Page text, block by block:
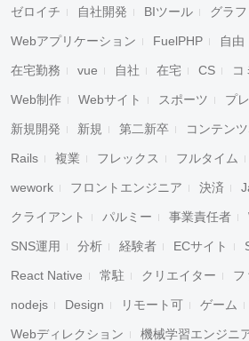
ゼロイチ 自社開発 BIツール グラ
Webアプリケーション FuelPHP 自由
在宅勤務 vue 自社 在宅 CS コ
Web制作 Webサイト スポーツ プ
新規開発 新規 第二新卒 コンテン
Rails 複業 フレックス フルタイム
wework フロントエンジニア 決済
クライアント パルミー 事業責任者
SNS運用 分析 経験者 ECサイト
React Native 常駐 クリエイター フ
nodejs Design リモート可 ゲーム
Webディレクション 機械学習エンジニ